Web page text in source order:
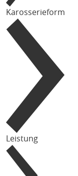
Karosserieform
Leistung